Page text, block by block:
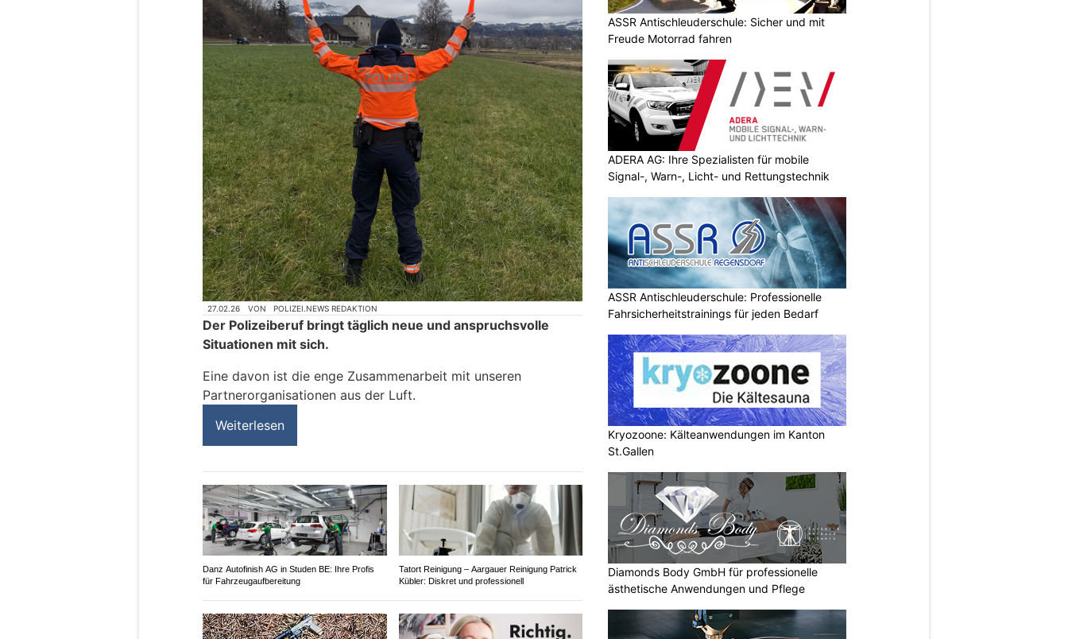
27.02.26 VON POLIZEI.NEWS REDAKTION
Der Polizeiberuf bringt täglich neue und anspruchsvolle
Situationen mit sich.
Eine davon ist die enge Zusammenarbeit mit unseren
Partnerorganisationen aus der Luft.
Weiterlesen
Danz Autofinish AG in Studen BE: Ihre Profis
für Fahrzeugaufbereitung
Tatort Reinigung – Aargauer Reinigung Patrick
Kübler: Diskret und professionell
ASSR Antischleuderschule: Sicher und mit
Freude Motorrad fahren
ADERA AG: Ihre Spezialisten für mobile
Signal-, Warn-, Licht- und Rettungstechnik
ASSR Antischleuderschule: Professionelle
Fahrsicherheitstrainings für jeden Bedarf
Kryozoone: Kälteanwendungen im Kanton
St.Gallen
Diamonds Body GmbH für professionelle
ästhetische Anwendungen und Pflege